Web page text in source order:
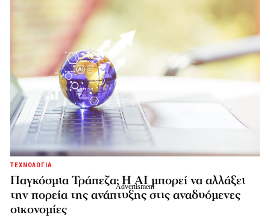
ΤΕΧΝΟΛΟΓΙΑ
Παγκόσμια Τράπεζα: Η AI μπορεί να αλλάξει
την πορεία της ανάπτυξης στις αναδυόμενες
οικονομίες